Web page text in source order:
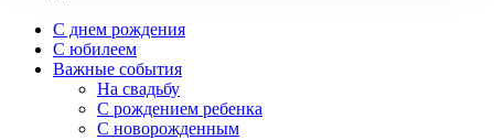
С днем рождения
С юбилеем
Важные события
На свадьбу
С рождением ребенка
С новорожденным